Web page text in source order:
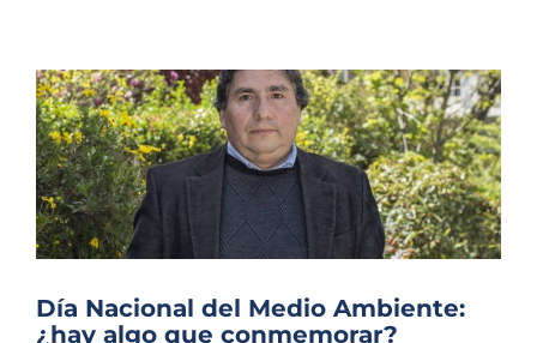
Día Nacional del Medio Ambiente:
¿hay algo que conmemorar?